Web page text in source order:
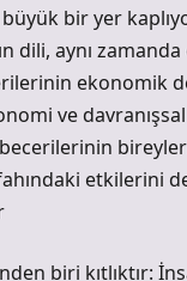
bir yer
dili, aynı
ekonomik
ve
becerilerinin
etkilerini
biri kıtlıktır: